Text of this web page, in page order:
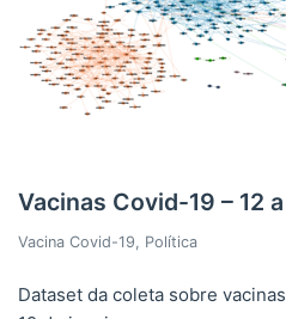
Vacinas Covid-19 – 12
Vacina Covid-19, Política
Dataset da coleta sobre